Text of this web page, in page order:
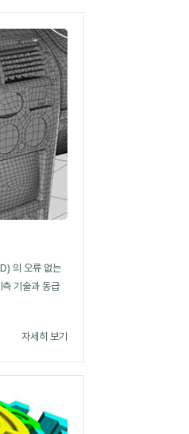
의 오류 없는
기술과 동급
자세히 보기